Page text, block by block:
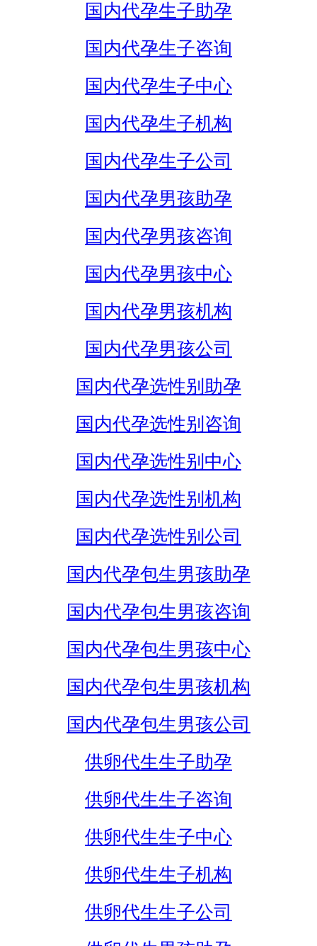
国内代孕生子助孕
国内代孕生子咨询
国内代孕生子中心
国内代孕生子机构
国内代孕生子公司
国内代孕男孩助孕
国内代孕男孩咨询
国内代孕男孩中心
国内代孕男孩机构
国内代孕男孩公司
国内代孕选性别助孕
国内代孕选性别咨询
国内代孕选性别中心
国内代孕选性别机构
国内代孕选性别公司
国内代孕包生男孩助孕
国内代孕包生男孩咨询
国内代孕包生男孩中心
国内代孕包生男孩机构
国内代孕包生男孩公司
供卵代生生子助孕
供卵代生生子咨询
供卵代生生子中心
供卵代生生子机构
供卵代生生子公司